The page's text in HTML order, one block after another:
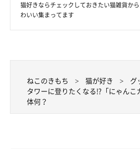
猫好きならチェックしておきたい猫雑貨か
わいい集まってます
ねこのきもち 猫が好き グ
タワーに登りたくなる!?「にゃんこ
体何？